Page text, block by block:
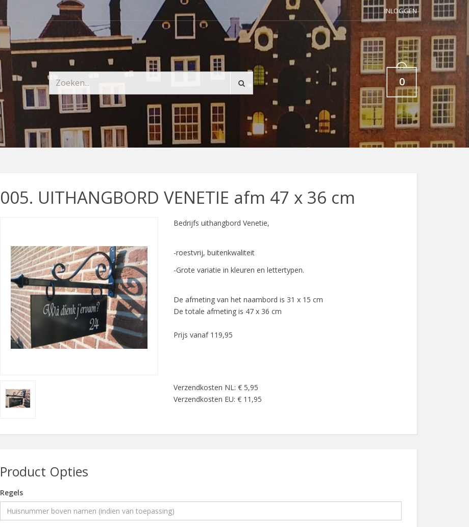
INLOGGEN
0
005. UITHANGBORD VENETIE afm 47 x 36 cm
Bedrijfs uithangbord Venetie,
-roestvrij, buitenkwaliteit
-Grote variatie in kleuren en lettertypen.
De afmeting van het naambord is 31 x 15 cm
De totale afmeting is 47 x 36 cm
Prijs vanaf 119,95
Verzendkosten NL: € 5,95
Verzendkosten EU: € 11,95
Product Opties
Regels